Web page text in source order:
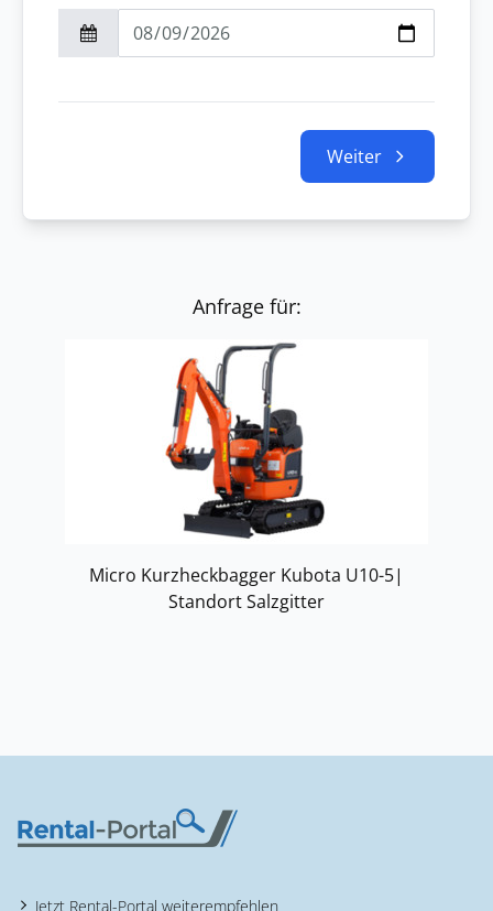
Weiter
Anfrage für:
Micro Kurzheckbagger Kubota U10-5|
Standort Salzgitter
Jetzt Rental-Portal weiterempfehlen